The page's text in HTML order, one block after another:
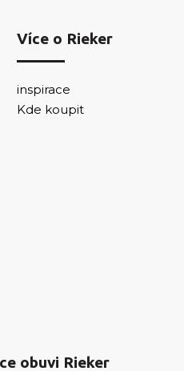
Více o Rieker
inspirace
Kde koupit
obuvi Rieker